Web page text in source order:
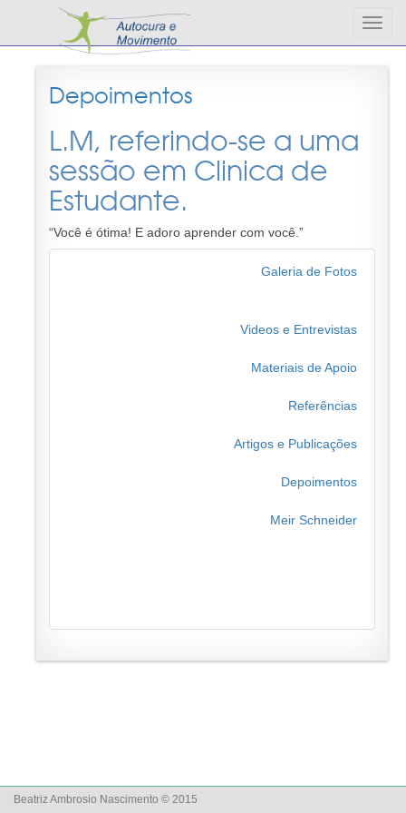
Depoimentos
L.M, referindo-se a uma
sessão em Clinica de
Estudante.
“Você é ótima! E adoro aprender com você.”
Galeria de Fotos
Videos e Entrevistas
Materiais de Apoio
Referências
Artigos e Publicações
Depoimentos
Meir Schneider
Beatriz Ambrosio Nascimento © 2015